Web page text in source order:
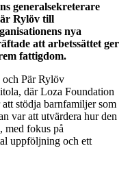
generalsekreterare
Rylöv till
nya
att arbetssättet ger
fattigdom.
och Pär Rylöv
där Loza Foundation
stödja barnfamiljer som
var att utvärdera hur den
med fokus på
uppföljning och ett